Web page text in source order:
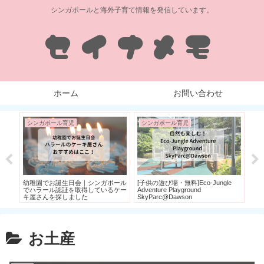
シンガポールと海外子育て情報を発信しています。
ホーム お問い合わせ
シンガポール育児
幼稚園でお誕生日会｜シンガポール
でハラール認証を取得しているケー
キ屋さんを探しました
シンガポール育児
[子供の遊び場・無料]Eco-Jungle
Adventure Playground
SkyParc@Dawson
お土産